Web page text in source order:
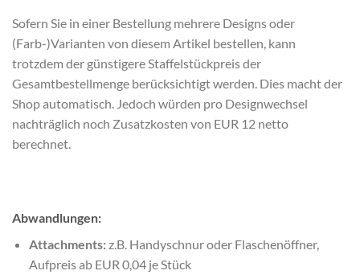
Sofern Sie in einer Bestellung mehrere Designs oder
(Farb-)Varianten von diesem Artikel bestellen, kann
trotzdem der günstigere Staffelstückpreis der
Gesamtbestellmenge berücksichtigt werden. Dies macht der
Shop automatisch. Jedoch würden pro Designwechsel
nachträglich noch Zusatzkosten von EUR 12 netto
berechnet.
Abwandlungen:
Attachments:z.B. Handyschnur oder Flaschenöffner,
Aufpreis ab EUR 0,04 je Stück